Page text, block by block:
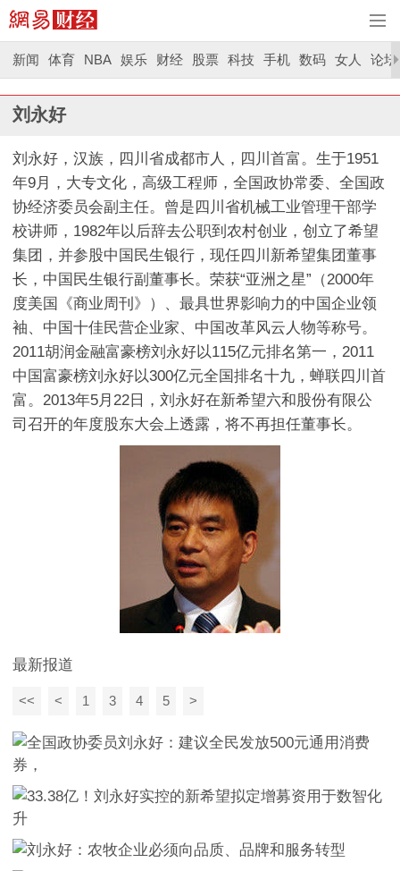
新闻 体育 NBA 娱乐 财经 股票 科技 手机 数码 女人 论坛
刘永好
刘永好，汉族，四川省成都市人，四川首富。生于1951
年9月，大专文化，高级工程师，全国政协常委、全国政
协经济委员会副主任。曾是四川省机械工业管理干部学
校讲师，1982年以后辞去公职到农村创业，创立了希望
集团，并参股中国民生银行，现任四川新希望集团董事
长，中国民生银行副董事长。荣获“亚洲之星”（2000年
度美国《商业周刊》）、最具世界影响力的中国企业领
袖、中国十佳民营企业家、中国改革风云人物等称号。
2011胡润金融富豪榜刘永好以115亿元排名第一，2011
中国富豪榜刘永好以300亿元全国排名十九，蝉联四川首
富。2013年5月22日，刘永好在新希望六和股份有限公
司召开的年度股东大会上透露，将不再担任董事长。
最新报道
<< < 1 3 4 5 >